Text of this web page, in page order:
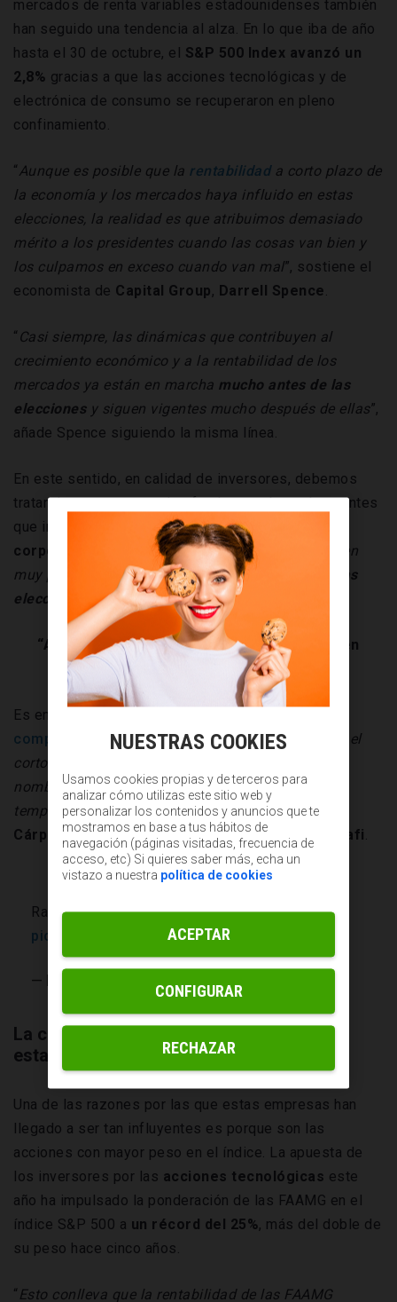
mercados de renta variables estadounidenses también
han seguido una tendencia al alza. En lo que iba de año
hasta el 30 de octubre, el S&P 500 Index avanzó un
2,8% gracias a que las acciones tecnológicas y de
electrónica de consumo se recuperaron en pleno
confinamiento.
“Aunque es posible que la rentabilidada corto plazo de
la economía y los mercados haya influido en estas
elecciones, la realidad es que atribuimos demasiado
mérito a los presidentes cuando las cosas van bien y
los culpamos en exceso cuando van mal”, sostiene el
economista de Capital Group, Darrell Spence.
“ Casi siempre, las dinámicas que contribuyen al
crecimiento económico y a la rentabilidad de los
mercados ya están en marcha mucho antes de las
eleccionesy siguen vigentes mucho después de ellas”,
añade Spence siguiendo la misma línea.
En este sentido, en calidad de inversores, debemos
tratar de centrarnos en los fundamentales subyacentes
que impulsan la economía yla rentabilidad
corporativa
, señala Spence. “Con frecuencia tienen
muy poco que ver conquien termina ganando unas
elecciones
”, destaca.
“Algunos nombres aún tienen posibilidades en
horizontes temporales más amplios”
Es en este contexto en el que sobresalen las
compañías tecnológicas. “Se han beneficiado en el
corto plazo de la
nombres aún tienen posibilidades en horizontes
temporales más amplios”, aseguraJosé Luis
Cárpatos, director de inversiones deGloversia Eafi.
Ratio (S&P 500, Dow Jones US Technology).
pic.twitter.com/Xfck8ONlmk
— Ezints (@ezints)
La concentración del mercado
estadounidense
Una de las razones por las que estas empresas han
llegado a ser tan influyentes es porque son las
acciones con mayor peso en el índice. La apuesta de
los inversores por las acciones tecnológicas este
año ha impulsado la ponderación de las FAAMG en el
índice S&P 500 a un récord del 25%, más del doble de
su peso hace cinco años.
“ Esto conlleva que la rentabilidad de las FAAMG
NUESTRAS COOKIES
Usamos cookies propias y de terceros para
analizar cómo utilizas este sitio web y
personalizar los contenidos y anuncios que te
mostramos en base a tus hábitos de
navegación (páginas visitadas, frecuencia de
acceso, etc) Si quieres saber más, echa un
vistazo a nuestra política de cookies
RECHAZAR
ACEPTAR
CONFIGURAR